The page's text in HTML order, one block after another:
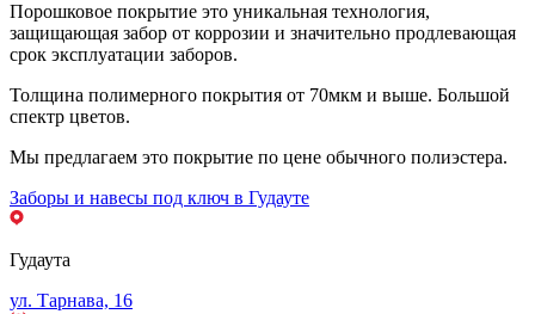
Порошковое покрытие это уникальная технология,
защищающая забор от коррозии и значительно продлевающая
срок эксплуатации заборов.
Толщина полимерного покрытия от 70мкм и выше. Большой
спектр цветов.
Мы предлагаем это покрытие по цене обычного полиэстера.
Заборы и навесы под ключ в Гудауте
Гудаута
ул. Тарнава, 16